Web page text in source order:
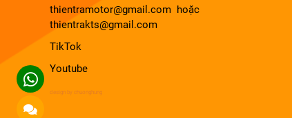
thientramotor@gmail.com hoặc
thientrakts@gmail.com
TikTok
Youtube
design by chuonghung